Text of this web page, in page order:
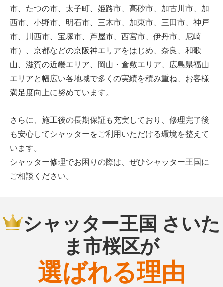
市、たつの市、太子町、姫路市、高砂市、加古川市、加
西市、小野市、明石市、三木市、加東市、三田市、神戸
市、川西市、宝塚市、芦屋市、西宮市、伊丹市、尼崎
市）、京都などの京阪神エリアをはじめ、奈良、和歌
山、滋賀の近畿エリア、岡山・倉敷エリア、広島県福山
エリアと幅広い各地域で多くの実績を積み重ね、お客様
満足度向上に努めています。
さらに、施工後の長期保証も充実しており、修理完了後
も安心してシャッターをご利用いただける環境を整えて
います。
シャッター修理でお困りの際は、ぜひシャッター王国に
ご相談ください。
シャッター王国 さいた
ま市桜区が
選ばれる理由